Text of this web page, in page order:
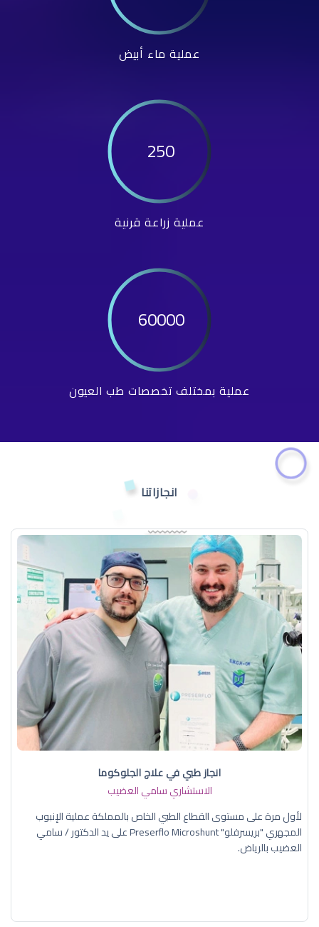
عملية ماء أبيض
250
عملية زراعة قرنية
60000
عملية بمختلف تخصصات طب العيون
انجازاتنا
انجاز طبي في علاج الجلوكوما
الاستشاري سامي العضيب
لأول مرة على مستوى القطاع الطبي الخاص بالمملكة عملية الإنبوب
المجهري "بريسرفلو" Preserflo Microshunt على يد الدكتور / سامي
العضيب بالرياض.